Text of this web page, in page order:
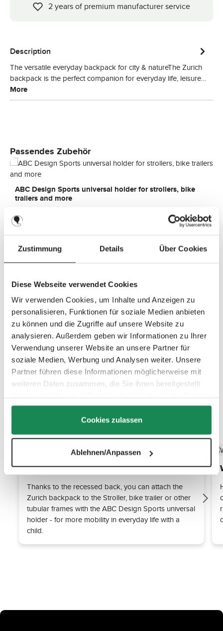
Zustimmung Details Über Cookies
Diese Webseite verwendet Cookies
Wir verwenden Cookies, um Inhalte und Anzeigen zu
personalisieren, Funktionen für soziale Medien anbieten
zu können und die Zugriffe auf unsere Website zu
analysieren. Außerdem geben wir Informationen zu Ihrer
Verwendung unserer Website an unsere Partner für
soziale Medien, Werbung und Analysen weiter. Unsere
Partner führen diese Informationen möglicherweise mit
weiteren Daten zusammen, die Sie ihnen bereitgestellt
gesammelt haben.
Cookies zulassen
Ablehnen/Anpassen
2 years of premium manufacturer service
Description
The versatile everyday backpack for city & natureThe Zurich
backpack is the perfect companion for everyday life, leisure…
More
Skip product gallery
Passendes Zubehör
ABC Design Sports universal holder for strollers, bike
trailers and more
Regular price:
A
v
a
b
e
e
l
v
e
r
y
t
m
e
:
2
-
3
d
a
y
s
€29.90
Discover the top features
Compatible with Strollers
Thanks to the recessed back, you can attach the
Zurich backpack to the Stroller, bike trailer or other
tubular frames with the ABC Design Sports universal
holder - for more mobility in everyday life with a
child.